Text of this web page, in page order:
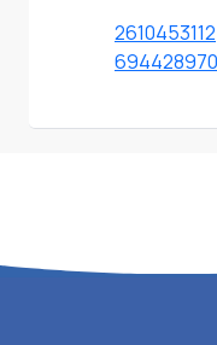
2610453112